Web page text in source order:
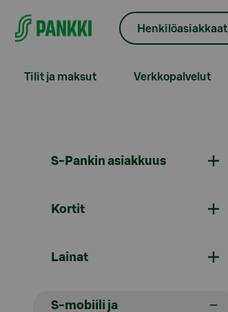
Henkilöasiakkaat
Tilit ja maksut Verkkopalvelut
S-Pankin asiakkuus
Kortit
Lainat
S-mobiili ja